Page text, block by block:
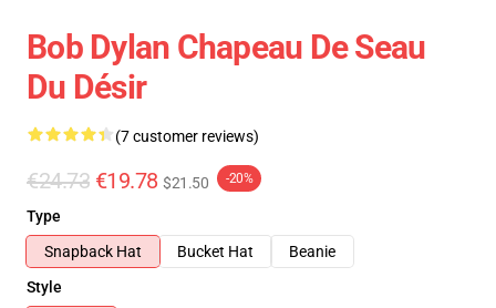
Bob Dylan Chapeau De Seau
Du Désir
(7 customer reviews)
€24.73 €19.78 $21.50 -20%
Type
Snapback Hat
Bucket Hat
Beanie
Style